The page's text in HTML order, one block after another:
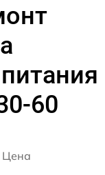
60
Цена